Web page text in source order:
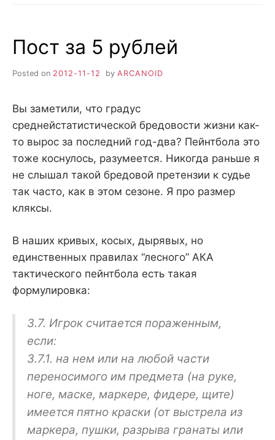
Пост за 5 рублей
Posted on 2012-11-12 by ARCANOID
Вы заметили, что градус
среднейстатистической бредовости жизни как-
то вырос за последний год-два? Пейнтбола это
тоже коснулось, разумеется. Никогда раньше я
не слышал такой бредовой претензии к судье
так часто, как в этом сезоне. Я про размер
кляксы.
В наших кривых, косых, дырявых, но
единственных правилах “лесного” АКА
тактического пейнтбола есть такая
формулировка:
3.7. Игрок считается пораженным,
если:
3.7.1. на нем или на любой части
переносимого им предмета (на руке,
ноге, маске, маркере, фидере, щите)
имеется пятно краски (от выстрела из
маркера, пушки, разрыва гранаты или